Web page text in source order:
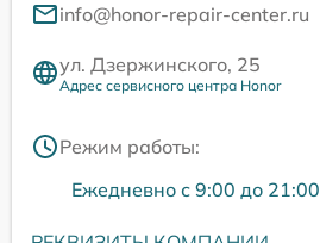
info@honor-repair-center.ru
ул. Дзержинского, 25
Адрес сервисного центра Honor
Режим работы:
Ежедневно с 9:00 до 21:00